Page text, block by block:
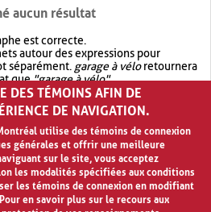
aucun résultat
est correcte.
autour des expressions pour
séparément. garage à véloretournera
que"garage à vélo".
recherche avec OR.garage OR vélo
de résultat quegarage à vélo
DES TÉMOINS AFIN DE
DE NAVIGATION.
utilise des témoins de connexion
générales et offrir une meilleure
sur le site, vous acceptez
les modalités spécifiées aux conditions
les témoins de connexion en modifiant
en savoir plus sur le recours aux